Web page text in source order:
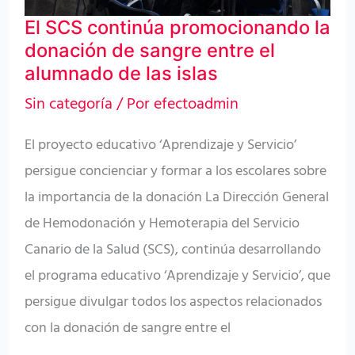
El SCS continúa promocionando la
donación de sangre entre el
alumnado de las islas
Sin categoría/ Porefectoadmin
El proyecto educativo ‘Aprendizaje y Servicio’
persigue concienciar y formar a los escolares sobre
la importancia de la donación La Dirección General
de Hemodonación y Hemoterapia del Servicio
Canario de la Salud (SCS), continúa desarrollando
el programa educativo ‘Aprendizaje y Servicio’, que
persigue divulgar todos los aspectos relacionados
con la donación de sangre entre el
el
alumnado
de
las
islas